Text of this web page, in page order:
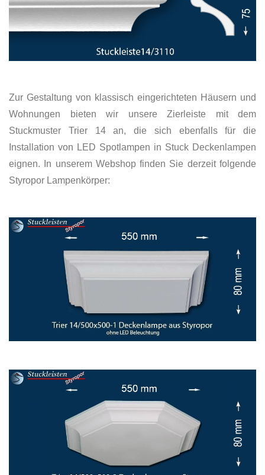
Zur Gestaltung von klassisch eingerichteten Häusern und
Wohnungen bieten wir unsere Zierleiste mit dem
Stuckmuster Trier 14 an, die sich ebenfalls für die
Installation von LED Spotlampen in Stuck Deckenlampen
eignen. In unserem Webshop finden Sie derzeit folgende
Styropor Lampenkörper: